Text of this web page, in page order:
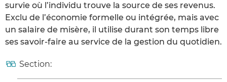
survie où l’individu trouve la source de ses revenus.
Exclu de l’économie formelle ou intégrée, mais avec
un salaire de misère, il utilise durant son temps libre
ses savoir-faire au service de la gestion du quotidien.
Section: